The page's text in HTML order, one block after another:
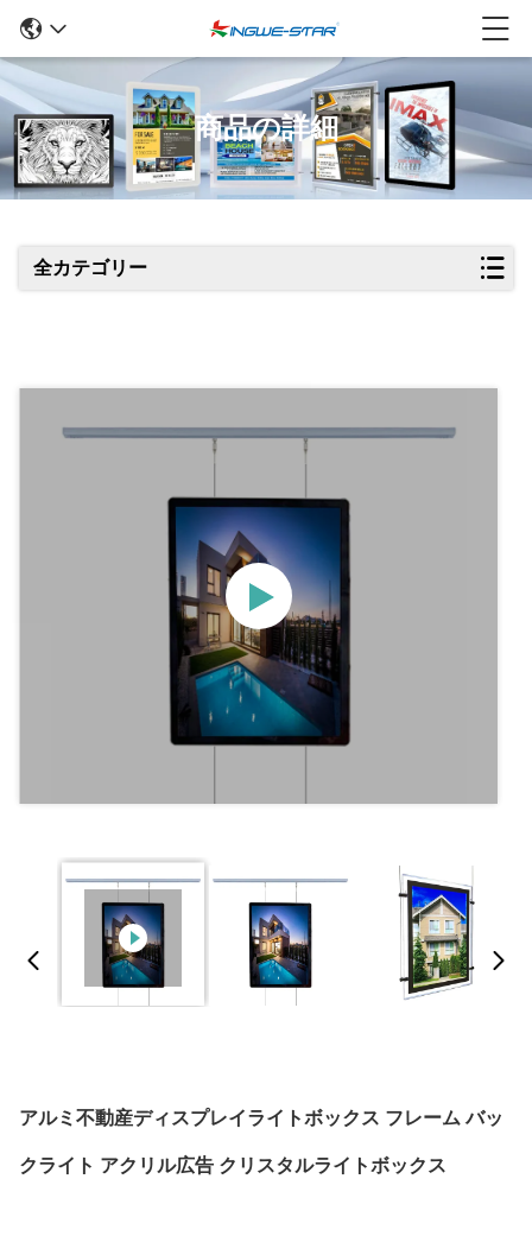
商品の詳細
全カテゴリー
アルミ不動産ディスプレイライトボックス フレーム バッ
クライト アクリル広告 クリスタルライトボックス